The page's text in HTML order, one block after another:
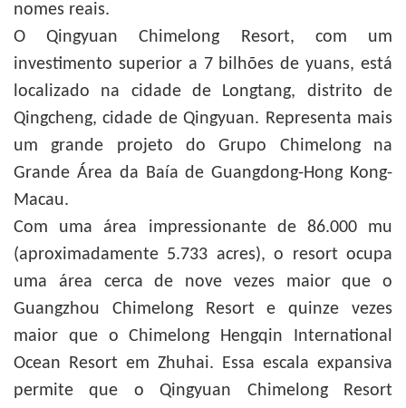
nomes reais.
O Qingyuan Chimelong Resort, com um
investimento superior a 7 bilhões de yuans, está
localizado na cidade de Longtang, distrito de
Qingcheng, cidade de Qingyuan. Representa mais
um grande projeto do Grupo Chimelong na
Grande Área da Baía de Guangdong-Hong Kong-
Macau.
Com uma área impressionante de 86.000 mu
(aproximadamente 5.733 acres), o resort ocupa
uma área cerca de nove vezes maior que o
Guangzhou Chimelong Resort e quinze vezes
maior que o Chimelong Hengqin International
Ocean Resort em Zhuhai. Essa escala expansiva
permite que o Qingyuan Chimelong Resort